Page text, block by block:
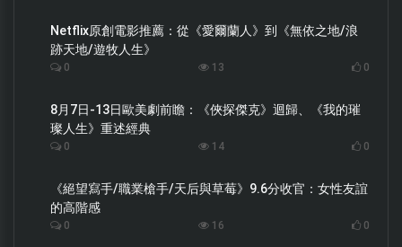
Netflix原創電影推薦：從《愛爾蘭人》到《無依之地/浪
跡天地/遊牧人生》
0 13 0
8月7日-13日歐美劇前瞻：《俠探傑克》迴歸、《我的璀
璨人生》重述經典
0 14 0
《絕望寫手/職業槍手/天后與草莓》9.6分收官：女性友誼
的高階感
0 16 0